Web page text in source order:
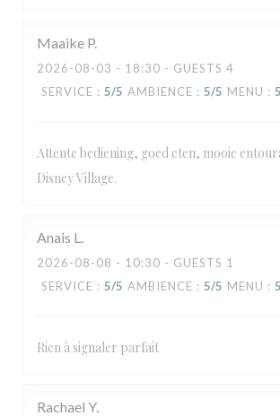
Maaike P
2026-08-03 - 18:30 - GUESTS 4
SERVICE : 5/5 AMBIENCE : 5/5 MENU : 5
Attente bediening, goed eten, mooie
Disney Village.
Anais L
2026-08-08 - 10:30 - GUESTS 1
SERVICE : 5/5 AMBIENCE : 5/5 MENU : 5
Rien à signaler parfait
Rachael Y